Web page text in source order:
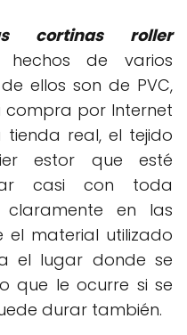
cortinas roller
de varios
ellos son de PVC,
compra por Internet
real, el tejido
estor que esté
casi con toda
en las
el material utilizado
el lugar donde se
que le ocurre si se
durar también.